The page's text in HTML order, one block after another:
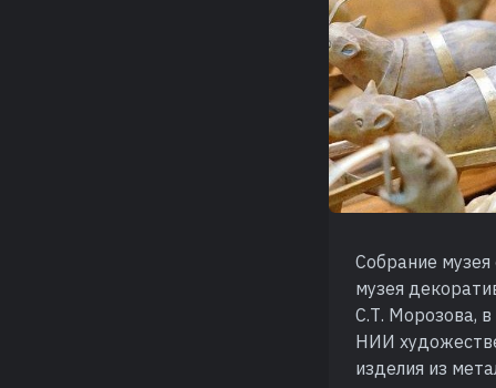
Собрание
музея
С.Т. Морозова,
НИИ
изделия из